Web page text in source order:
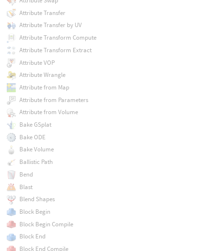
Attribute Transfer
Attribute Transfer by UV
Attribute Transform Compute
Attribute Transform Extract
Attribute VOP
Attribute Wrangle
Attribute from Map
Attribute from Parameters
Attribute from Volume
Bake GSplat
Bake ODE
Bake Volume
Ballistic Path
Bend
Blast
Blend Shapes
Block Begin
Block Begin Compile
Block End
Block End Compile